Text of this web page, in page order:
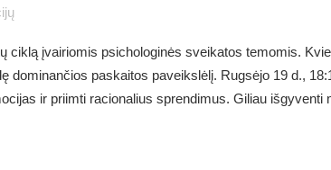
ciklą įvairiomis psichologinės sveikatos temomis.
dominančios paskaitos paveikslėlį. Rugsėjo 19 d.,
ir priimti racionalius sprendimus. Giliau išgyventi